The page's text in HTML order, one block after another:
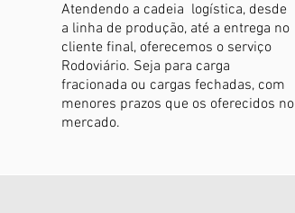
Atendendo a cadeia logística, desde
a linha de produção, até a entrega no
cliente final, oferecemos o serviço
Rodoviário. Seja para carga
fracionada ou cargas fechadas, com
menores prazos que os oferecidos no
mercado.